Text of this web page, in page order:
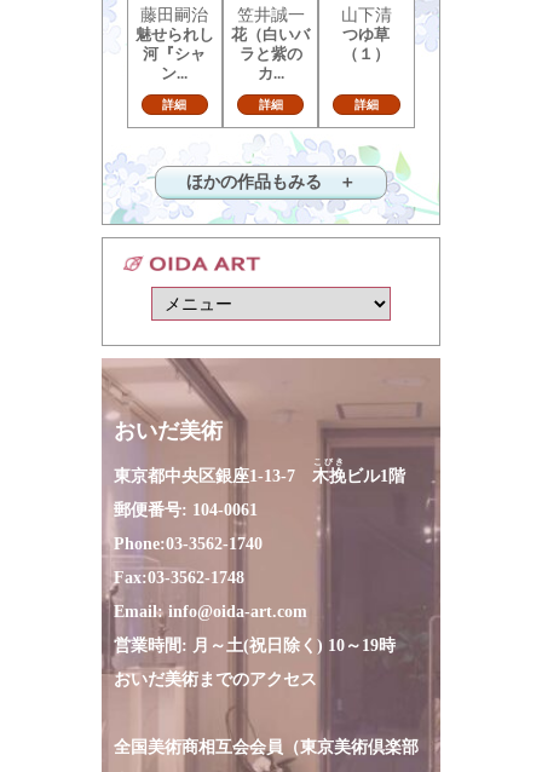
藤田嗣治
魅せられし
河『シャ
ン...
詳細
笠井誠一
花（白いバ
ラと紫の
カ...
詳細
山下清
つゆ草
（１）
詳細
ほかの作品もみる ＋
おいだ美術
東京都中央区銀座1-13-7 木挽
こびき
ビル1階
郵便番号: 104-0061
Phone:03-3562-1740
Fax:03-3562-1748
Email: info@oida-art.com
営業時間: 月～土(祝日除く) 10～19時
おいだ美術までのアクセス
全国美術商相互会会員（東京美術倶楽部